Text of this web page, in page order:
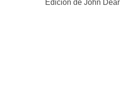
Edición de John Dear